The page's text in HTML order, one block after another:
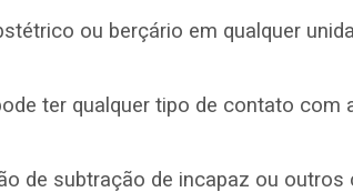
ou berçário em qualquer
ter qualquer tipo de contato com
de subtração de incapaz ou outros